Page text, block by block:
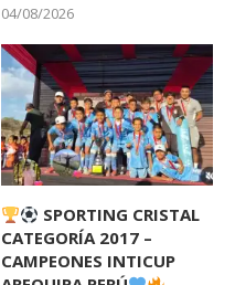
04/08/2026
SPORTING CRISTAL
CATEGORÍA 2017 –
CAMPEONES INTICUP